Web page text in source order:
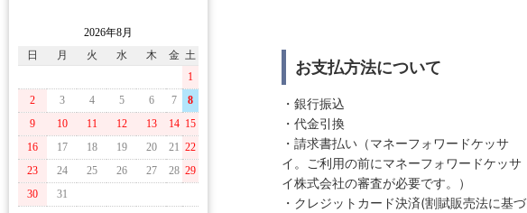
2026年8月
日
月 火 水 木 金 土
1
2
3 4 5 6 7
8
9
10 11 12 13 14 15
16
17 18 19 20 21 22
23
24 25 26 27 28 29
30
31
お支払方法について
・銀行振込
・代金引換
・請求書払い（マネーフォワードケッサ
イ。ご利用の前にマネーフォワードケッサ
イ株式会社の審査が必要です。）
・クレジットカード決済(割賦販売法に基づ